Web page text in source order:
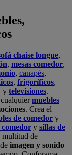
chaise longue,
, mesas comedor,
, canapés,
, frigoríficos,
, y televisiones.
cualquiermuebles
. Crea el
de comedor y
comedor y sillas de
multitud de
imagen y sonido